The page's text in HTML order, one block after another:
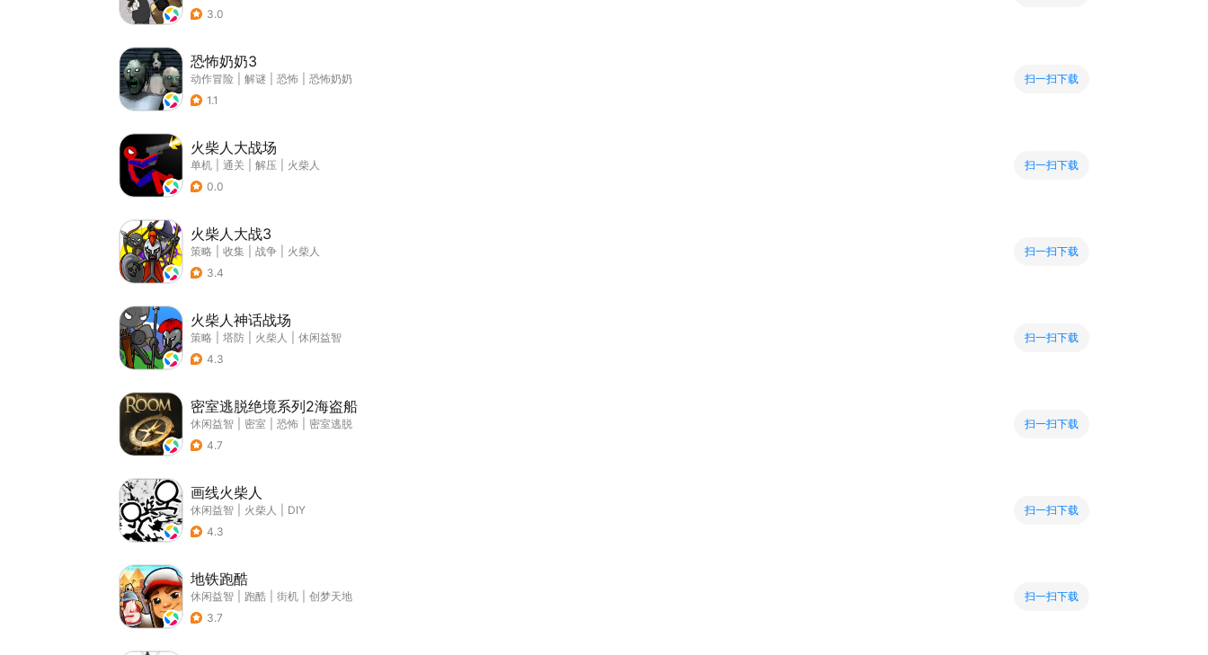
3.0
恐怖奶奶3
动作冒险 解谜 恐怖
恐怖奶奶
1.1
扫一扫下载
火柴人大战场
单机 通关 解压
火柴人
0.0
扫一扫下载
火柴人大战3
策略 收集 战争
火柴人
3.4
扫一扫下载
火柴人神话战场
策略 塔防 火柴人
休闲益智
4.3
扫一扫下载
密室逃脱绝境系列2海盗船
休闲益智 密室 恐怖
密室逃脱
4.7
扫一扫下载
画线火柴人
休闲益智 火柴人
DIY
4.3
扫一扫下载
地铁跑酷
休闲益智 跑酷 街机
创梦天地
3.7
扫一扫下载